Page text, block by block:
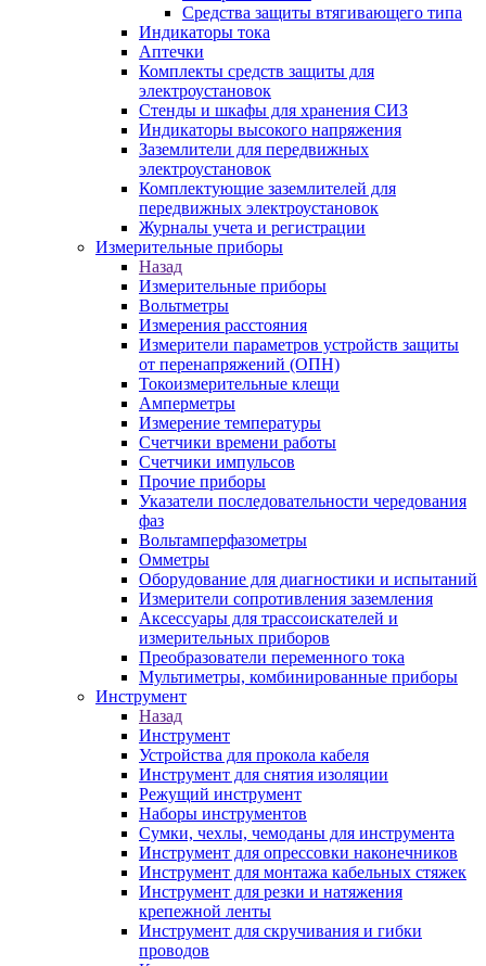
Средства защиты втягивающего типа
Индикаторы тока
Аптечки
Комплекты средств защиты для
электроустановок
Стенды и шкафы для хранения СИЗ
Индикаторы высокого напряжения
Заземлители для передвижных
электроустановок
Комплектующие заземлителей для
передвижных электроустановок
Журналы учета и регистрации
Измерительные приборы
Назад
Измерительные приборы
Вольтметры
Измерения расстояния
Измерители параметров устройств защиты
от перенапряжений (ОПН)
Токоизмерительные клещи
Амперметры
Измерение температуры
Счетчики времени работы
Счетчики импульсов
Прочие приборы
Указатели последовательности чередования
фаз
Вольтамперфазометры
Омметры
Оборудование для диагностики и испытаний
Измерители сопротивления заземления
Аксессуары для трассоискателей и
измерительных приборов
Преобразователи переменного тока
Мультиметры, комбинированные приборы
Инструмент
Назад
Инструмент
Устройства для прокола кабеля
Инструмент для снятия изоляции
Режущий инструмент
Наборы инструментов
Сумки, чехлы, чемоданы для инструмента
Инструмент для опрессовки наконечников
Инструмент для монтажа кабельных стяжек
Инструмент для резки и натяжения
крепежной ленты
Инструмент для скручивания и гибки
проводов